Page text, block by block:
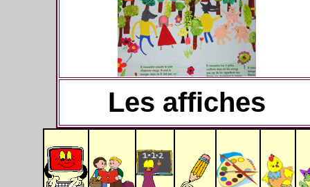
Les affiches